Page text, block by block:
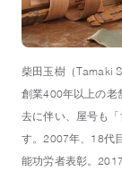
柴田玉樹（Tamaki
創業400年以上の老
去に伴い、屋号も
す。2007年、18代
能功労者表彰。